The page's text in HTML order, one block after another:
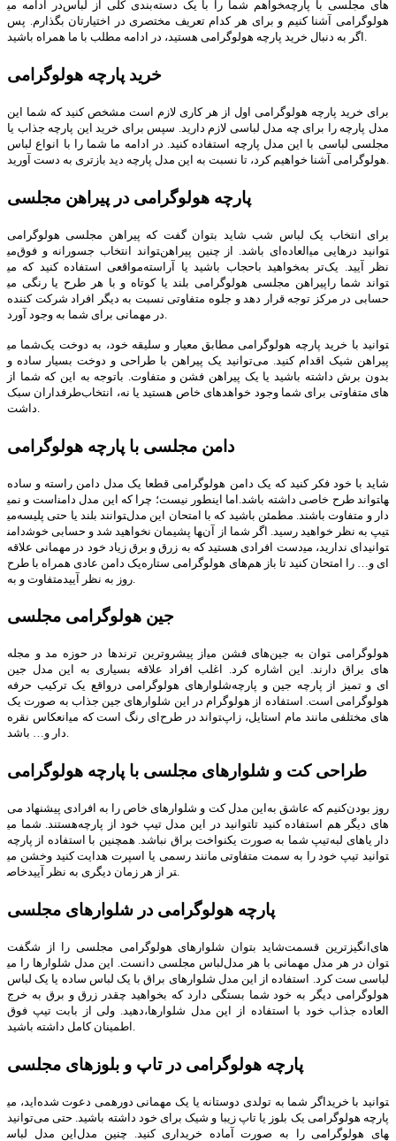
در ادامه می‎خواهم شما را با یک دسته‌بندی کلی از لباس‌‎های مجلسی با پارچه
هولوگرامی آشنا کنیم و برای هر کدام تعریف مختصری در اختیارتان بگذارم. پس
اگر به دنبال خرید پارچه هولوگرامی هستید، در ادامه مطلب با ما همراه باشید.
خرید پارچه هولوگرامی
برای خرید پارچه هولوگرامی اول از هر کاری لازم است مشخص کنید که شما این
مدل پارچه را برای چه مدل لباسی لازم دارید. سپس برای خرید این پارچه جذاب یا
لباسی با این مدل پارچه استفاده کنید. در ادامه ما شما را با انواع لباس‎ مجلسی
پارچه هولوگرامی در پیراهن مجلسی
برای انتخاب یک لباس شب شاید بتوان گفت که پیراهن مجلسی هولوگرامی
می‎تواند انتخاب جسورانه‌ و فوق‌‎العاده‌ای باشد. از چنین پیراهن‎‌هایی می‎توانید در
مواقعی استفاده کنید که می‎خواهید باحجاب باشید یا آراسته‌‎تر به‌‎نظر آیید. یک
پیراهن مجلسی هولوگرامی بلند یا کوتاه و با هر طرح یا رنگی می‎تواند شما را
حسابی در مرکز توجه قرار دهد و جلوه متفاوتی نسبت به دیگر افراد شرکت کننده
شما می‎توانید با خرید پارچه هولوگرامی مطابق معیار و سلیقه خود، به دوخت یک
پیراهن شیک اقدام کنید. می‌توانید یک پیراهن با طراحی و دوخت بسیار ساده و
بدون برش داشته باشید یا یک پیراهن فشن و متفاوت. باتوجه به این که شما از
طرفداران سبک‎‌های خاص هستید یا نه، انتخاب‌‎های متفاوتی برای شما وجود خواهد
دامن مجلسی با پارچه هولوگرامی
شاید با خود فکر کنید که یک دامن هولوگرامی قطعا یک مدل دامن راسته و ساده
است و نمی‎تواند طرح خاصی داشته باشد.اما اینطور نیست؛ چرا که این مدل دامن‎ها
می‎توانند بلند یا حتی پلیسه‎‌دار و متفاوت باشند. مطمئن باشید که با امتحان این مدل
دامن‎ها پشیمان نخواهید شد و حسابی خوش‎تیپ به نظر خواهید رسید. اگر شما از آن
دست افرادی هستید که به زرق و برق زیاد خود در مهمانی علاقه‌‎ای ندارید، می‎توانید
یک دامن عادی همراه با طرح‌‎های هولوگرامی ستاره‎‌ای و… را امتحان کنید تا باز هم
جین هولوگرامی مجلسی
از پیشروترین ترندها در حوزه مد و مجله‌‏‎های فشن می‎توان به جین‎ هولوگرامی
اشاره کرد. اغلب افراد علاقه بسیاری به این مدل جین‎ های براق دارند. این
شلوارهای هولوگرامی درواقع یک ترکیب حرفه‌‎ای و تمیز از پارچه جین و پارچه
هولوگرامی است. استفاده از هولوگرام در این شلوارهای جین جذاب به صورت یک
انعکاس نقره‌‎ای رنگ است که می‎تواند در طرح‌‎های مختلفی مانند مام استایل، زاپ
دار و… باشد.
طراحی کت و شلوارهای مجلسی با پارچه هولوگرامی
این مدل کت و شلوارهای خاص را به افرادی پیشنهاد می‎‌کنیم که عاشق به‎‌روز بودن
هستند. شما می‎توانید در این مدل تیپ خود از پارچه‌‎های دیگر هم استفاده کنید تا
تیپ شما به صورت یکنواخت براق نباشد. همچنین با استفاده از پارچه‌‎های لبه‌‎دار یا
خشن می‎توانید تیپ خود را به سمت متفاوتی مانند رسمی یا اسپرت هدایت کنید و
خاص‎تر از هر زمان دیگری به نظر آیید.
پارچه هولوگرامی در شلوارهای مجلسی
شاید بتوان شلوارهای هولوگرامی مجلسی را از شگفت‌‎انگیزترین قسمت‎‌های
لباس مجلسی دانست. این مدل شلوارها را می‎توان در هر مدل مهمانی با هر مدل
لباسی ست کرد. استفاده از این مدل شلوارهای براق با یک لباس ساده یا یک لباس
هولوگرامی دیگر به خود شما بستگی دارد که بخواهید چقدر زرق و برق به خرج
دهید. ولی از بابت تیپ فوق‎‌العاده جذاب خود با استفاده از این مدل شلوارها،
پارچه هولوگرامی در تاپ و بلوزهای مجلسی
اگر شما به تولدی دوستانه یا یک مهمانی دورهمی دعوت شده‌اید، می‎توانید با خرید
پارچه هولوگرامی یک بلوز یا تاپ زیبا و شیک برای خود داشته باشید. حتی می‌توانید
این مدل لباس‎های هولوگرامی را به صورت آماده خریداری کنید. چنین مدل